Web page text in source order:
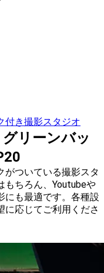
付き撮影スタジオ
グリーンバッ
がついている撮影スタ
もちろん、Youtubeや
にも最適です。各種設
に応じてご利用くださ